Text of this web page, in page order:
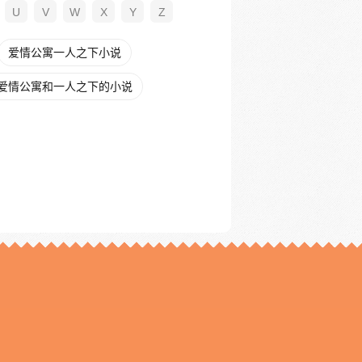
U V W X Y Z
爱情公寓一人之下小说
情公寓和一人之下的小说